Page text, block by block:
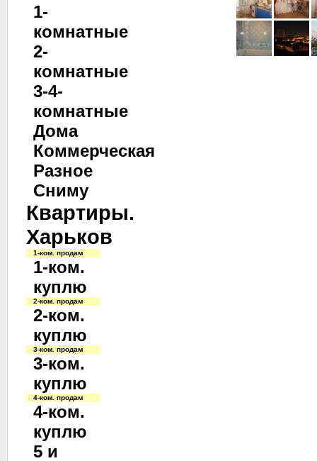
1-
комнатные
2-
комнатные
3-4-
комнатные
Дома
Коммерческая
Разное
Сниму
Квартиры.
Харьков
1-ком. продам
1-ком.
куплю
2-ком. продам
2-ком.
куплю
3-ком. продам
3-ком.
куплю
4-ком. продам
4-ком.
куплю
5 и